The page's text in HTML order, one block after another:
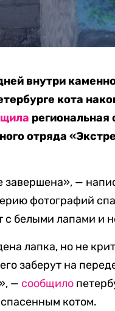
внутри
кота
отряда
завершена», —
фотографий
с белыми лапами и
лапка, но не
заберут на
— сообщило
котом.